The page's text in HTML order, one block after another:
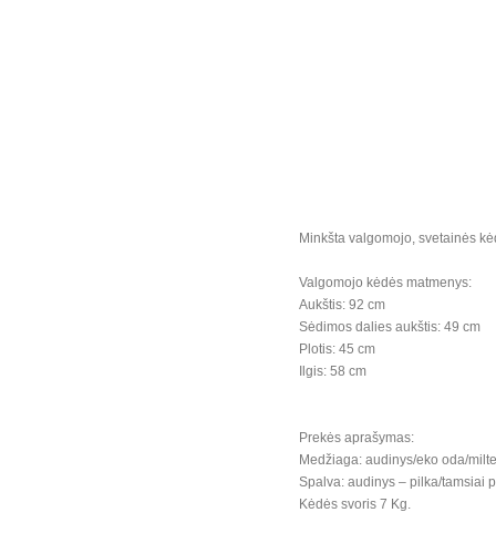
Minkšta valgomojo, svetainės
Valgomojo kėdės matmenys:
Aukštis: 92 cm
Sėdimos dalies aukštis: 49 cm
Plotis: 45 cm
Ilgis: 58 cm
Prekės aprašymas:
Medžiaga: audinys/eko oda/
Spalva: audinys – pilka/tamsiai
Kėdės svoris 7 Kg.